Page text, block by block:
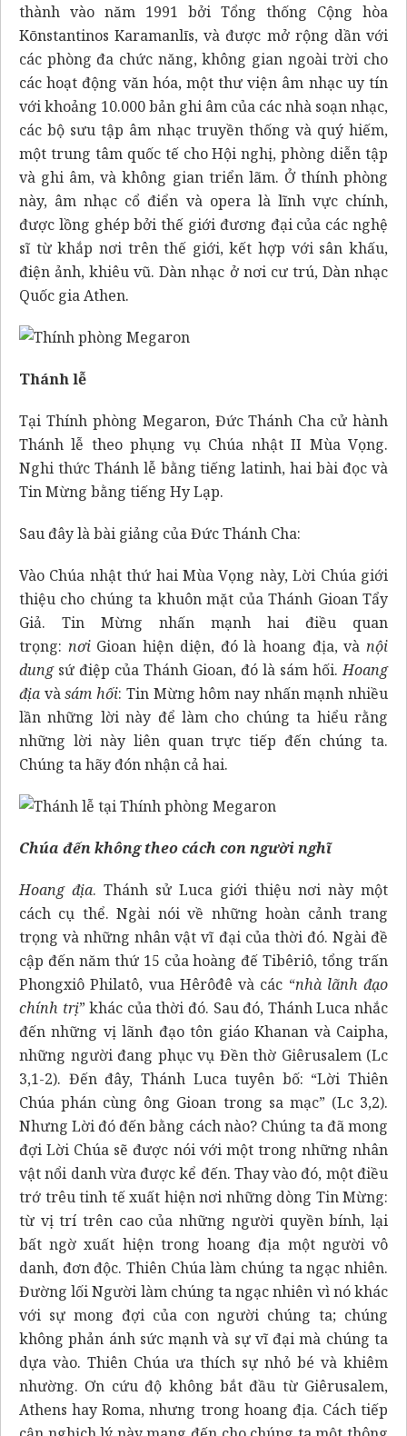
thành vào năm 1991 bởi Tổng thống Cộng hòa
Kōnstantinos Karamanlīs, và được mở rộng dần với
các phòng đa chức năng, không gian ngoài trời cho
các hoạt động văn hóa, một thư viện âm nhạc uy tín
với khoảng 10.000 bản ghi âm của các nhà soạn nhạc,
các bộ sưu tập âm nhạc truyền thống và quý hiếm,
một trung tâm quốc tế cho Hội nghị, phòng diễn tập
và ghi âm, và không gian triển lãm. Ở thính phòng
này, âm nhạc cổ điển và opera là lĩnh vực chính,
được lồng ghép bởi thế giới đương đại của các nghệ
sĩ từ khắp nơi trên thế giới, kết hợp với sân khấu,
điện ảnh, khiêu vũ. Dàn nhạc ở nơi cư trú, Dàn nhạc
Quốc gia Athen.
Thánh lễ
Tại Thính phòng Megaron, Đức Thánh Cha cử hành
Thánh lễ theo phụng vụ Chúa nhật II Mùa Vọng.
Nghi thức Thánh lễ bằng tiếng latinh, hai bài đọc và
Tin Mừng bằng tiếng Hy Lạp.
Sau đây là bài giảng của Đức Thánh Cha:
Vào Chúa nhật thứ hai Mùa Vọng này, Lời Chúa giới
thiệu cho chúng ta khuôn mặt của Thánh Gioan Tẩy
Giả. Tin Mừng nhấn mạnh hai điều quan
trọng: nơiGioan hiện diện, đó là hoang địa, vànội
dungsứ điệp của Thánh Gioan, đó là sám hối.Hoang
địa vàsám hối: Tin Mừng hôm nay nhấn mạnh nhiều
lần những lời này để làm cho chúng ta hiểu rằng
những lời này liên quan trực tiếp đến chúng ta.
Chúng ta hãy đón nhận cả hai.
Chúa đến không theo cách con người nghĩ
Hoang địa. Thánh sử Luca giới thiệu nơi này một
cách cụ thể. Ngài nói về những hoàn cảnh trang
trọng và những nhân vật vĩ đại của thời đó. Ngài đề
cập đến năm thứ 15 của hoàng đế Tibêriô, tổng trấn
Phongxiô Philatô, vua Hêrôđê và các “nhà lãnh đạo
chính trị” khác của thời đó. Sau đó, Thánh Luca nhắc
đến những vị lãnh đạo tôn giáo Khanan và Caipha,
những người đang phục vụ Đền thờ Giêrusalem (Lc
3,1-2). Đến đây, Thánh Luca tuyên bố: “Lời Thiên
Chúa phán cùng ông Gioan trong sa mạc” (Lc 3,2).
Nhưng Lời đó đến bằng cách nào? Chúng ta đã mong
đợi Lời Chúa sẽ được nói với một trong những nhân
vật nổi danh vừa được kể đến. Thay vào đó, một điều
trớ trêu tinh tế xuất hiện nơi những dòng Tin Mừng:
từ vị trí trên cao của những người quyền bính, lại
bất ngờ xuất hiện trong hoang địa một người vô
danh, đơn độc. Thiên Chúa làm chúng ta ngạc nhiên.
Đường lối Người làm chúng ta ngạc nhiên vì nó khác
với sự mong đợi của con người chúng ta; chúng
không phản ánh sức mạnh và sự vĩ đại mà chúng ta
dựa vào. Thiên Chúa ưa thích sự nhỏ bé và khiêm
nhường. Ơn cứu độ không bắt đầu từ Giêrusalem,
Athens hay Roma, nhưng trong hoang địa. Cách tiếp